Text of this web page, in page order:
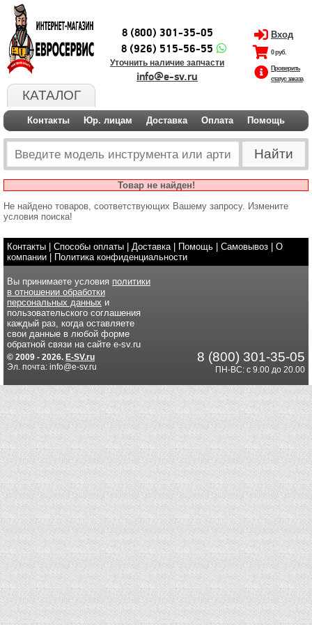
КАТАЛОГ
8 (800) 301-35-05
8 (926) 515-56-55
Уточнить наличие запчасти
info@e-sv.ru
Вход
0 руб.
Проверить
статус заказа
Контакты Юр. лицам Доставка Оплата Помощь
Товар не найден!
Не найдено товаров, соответствующих Вашему запросу. Измените
условия поиска!
Контакты Способы оплаты Доставка| Помощь Самовывоз
О
компании
Политика конфиденциальности
Вы принимаете условия политики
в отношении обработки
персональных данных и
пользовательского соглашения
каждый раз, когда оставляете
свои данные в любой форме
обратной связи на сайте e-sv.ru
© 2009 - 2026. E-SV.ru
Эл. почта: info@e-sv.ru
8 (800) 301-35-05
ПН-ВС: с 9.00 до 20.00